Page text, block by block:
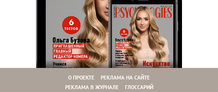
О ПРОЕКТЕ
РЕКЛАМА НА САЙТЕ
РЕКЛАМА В ЖУРНАЛЕ
ГЛОССАРИЙ